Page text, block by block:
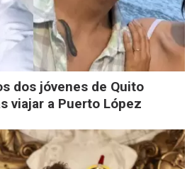
dos jóvenes de Quito
viajar a Puerto López